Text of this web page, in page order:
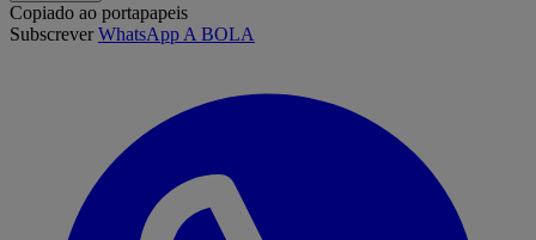
Copiado ao portapapeis
SubscreverWhatsApp A BOLA